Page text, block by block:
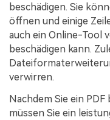
beschädigen. Sie
öffnen und einige
auch ein Online-Tool
beschädigen kann.
verwirren.
Nachdem Sie ein
müssen Sie ein